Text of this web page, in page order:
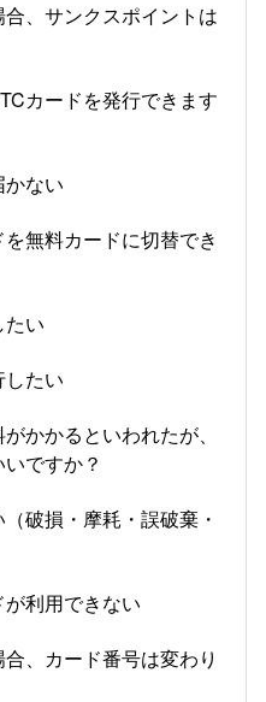
、サンクスポイントは
カードを発行できます
ない
無料カードに切替でき
い
たい
かかるといわれたが、
ですか？
破損・摩耗・誤破棄・
利用できない
、カード番号は変わり